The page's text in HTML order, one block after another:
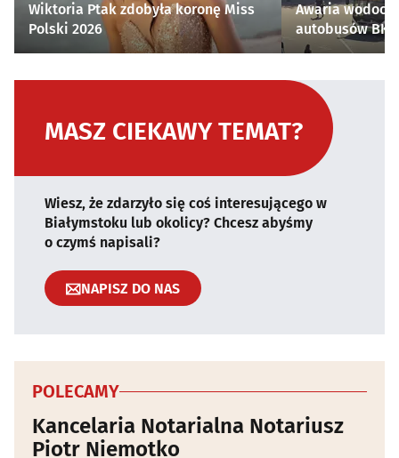
Wiktoria Ptak zdobyła koronę Miss
Polski 2026
Awaria
autobusów
MASZ CIEKAWY TEMAT?
Wiesz, że zdarzyło się coś interesującego w
Białymstoku lub okolicy? Chcesz abyśmy
o czymś napisali?
NAPISZ DO NAS
POLECAMY
Kancelaria Notarialna Notariusz
Piotr Niemotko